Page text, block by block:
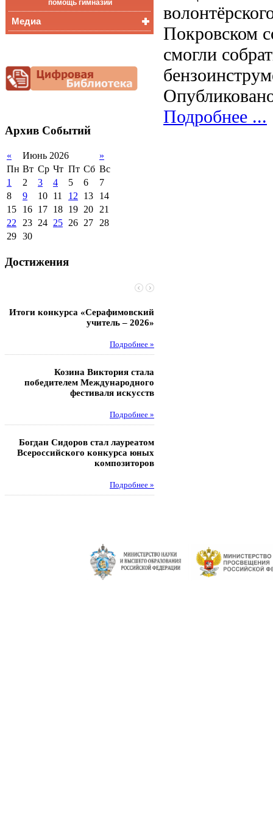
ООП СОО
школа»
приёма (перевода)
Стипендии и виды
сотрудничество
Организация питания в
2012-2013 уч.год
2011-2012 уч.год
помощь гимназии
Медиа
Архив Событий
« Июнь 2026
»
Пн Вт Ср Чт Пт Сб Вс
1
2 3 4 5 6
7
8
9 10 11 12 13
14
15
16 17 18 19 20 21
22 23 24 25 26 27 28
29 30
Достижения
Итоги конкурса «Серафимовский
учитель – 2026»
Подробнее »
Козина Виктория стала
победителем Международного
фестиваля искусств
Подробнее »
Богдан Сидоров стал лауреатом
Всероссийского конкурса юных
композиторов
Подробнее »
Покровском
смогли
Подробнее ...